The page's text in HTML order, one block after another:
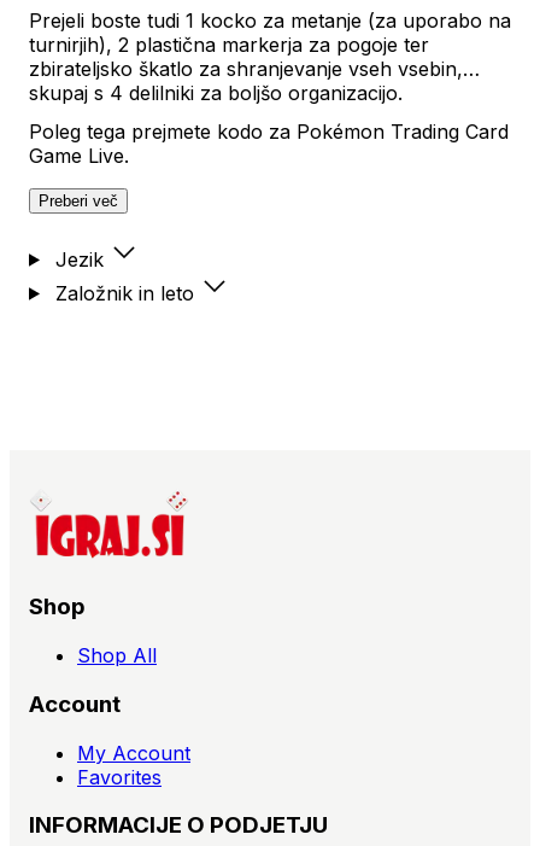
Prejeli boste tudi 1 kocko za metanje (za uporabo na
turnirjih), 2 plastična markerja za pogoje ter
zbirateljsko škatlo za shranjevanje vseh vsebin,
skupaj s 4 delilniki za boljšo organizacijo.
Poleg tega prejmete kodo za Pokémon Trading Card
Game Live.
Preberi več
Jezik
Založnik in leto
Shop
Shop All
Account
My Account
Favorites
INFORMACIJE O PODJETJU